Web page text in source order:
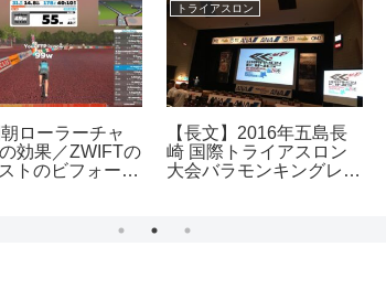
ローラーチャ
効果／ZWIFTの
トのビフォーア
トライアスロン
【長文】2016年五島長
崎 国際トライアスロン
大会バラモンキングレポ